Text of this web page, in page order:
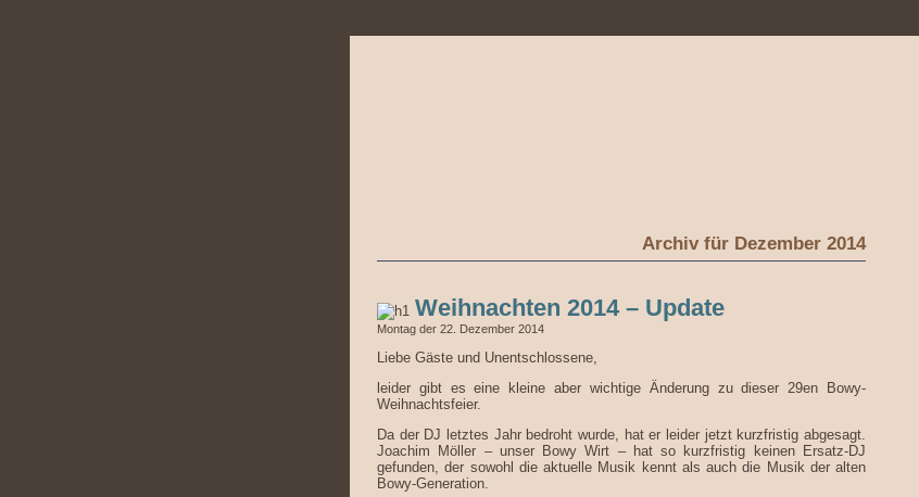
Archiv für Dezember 2014
Weihnachten 2014 – Update
Montag der 22. Dezember 2014
Liebe Gäste und Unentschlossene,
leider gibt es eine kleine aber wichtige Änderung zu dieser 29en Bowy-
Weihnachtsfeier.
Da der DJ letztes Jahr bedroht wurde, hat er leider jetzt kurzfristig abgesagt.
Joachim Möller – unser Bowy Wirt – hat so kurzfristig keinen Ersatz-DJ
gefunden, der sowohl die aktuelle Musik kennt als auch die Musik der alten
Bowy-Generation.